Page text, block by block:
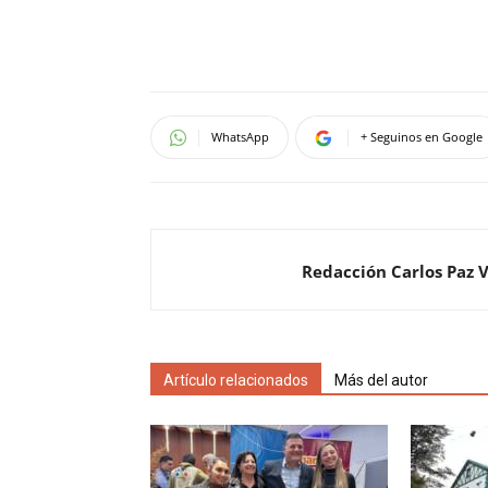
WhatsApp + Seguinos en Google
Redacción Carlos Paz
Artículo relacionados Más del autor